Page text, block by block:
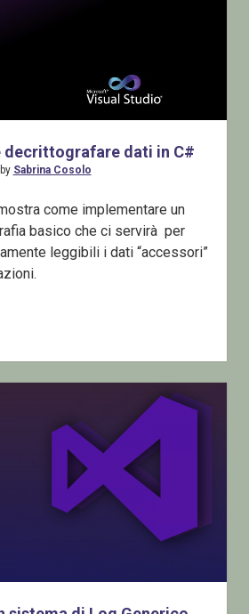
dati in C#
Sabrina Cosolo
come implementare un
basico che ci servirà per
leggibili i dati “accessori”